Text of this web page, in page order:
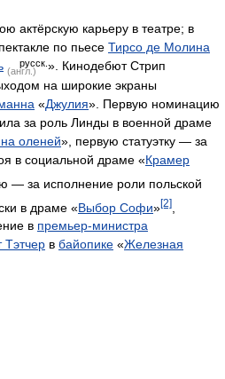
актёрскую карьеру в театре; в
по пьесе Тирсо де Молина
(англ.)
русск. ». Кинодебют Стрип
на широкие экраны
«Джулия». Первую номинацию
за роль Линды в военной драме
оленей», первую статуэтку — за
в социальной драме «Крамер
— за исполнение роли польской
в драме «Выбор Софи»[2]
в премьер-министра
Тэтчер в байопике «Железная